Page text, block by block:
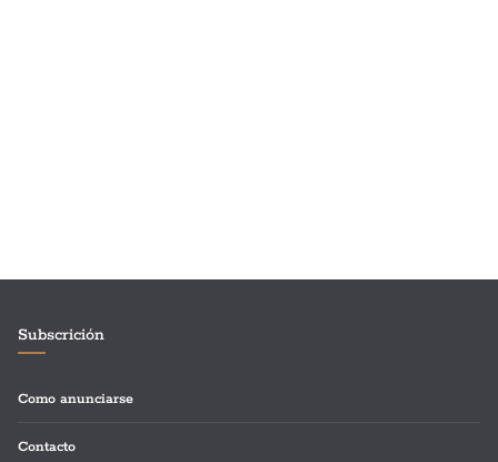
Subscrición
Como anunciarse
Contacto